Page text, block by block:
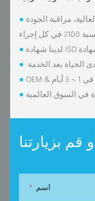
● مراقبة الجودة
●
●
●
●
قم بزيارتنا
اسم